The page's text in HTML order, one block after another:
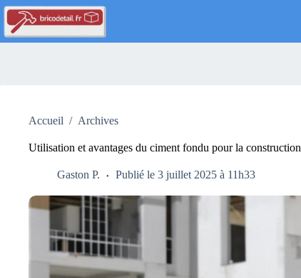
Passer
contenu
Accueil / Archives
Utilisation et avantages du ciment fondu pour la construction
Gaston P. Publié le 3 juillet 2025 à 11h33